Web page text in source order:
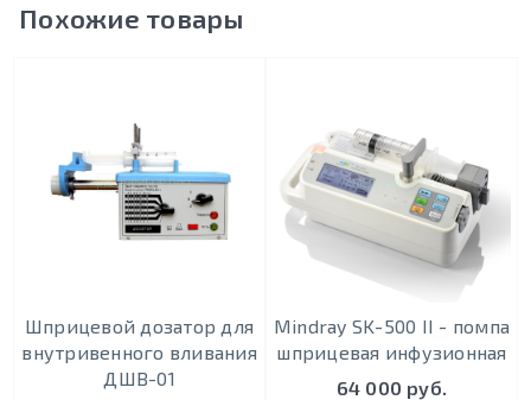
Похожие товары
Шприцевой дозатор для
внутривенного вливания
ДШВ-01
Mindray SK-500 II - помпа
шприцевая инфузионная
64 000 руб.